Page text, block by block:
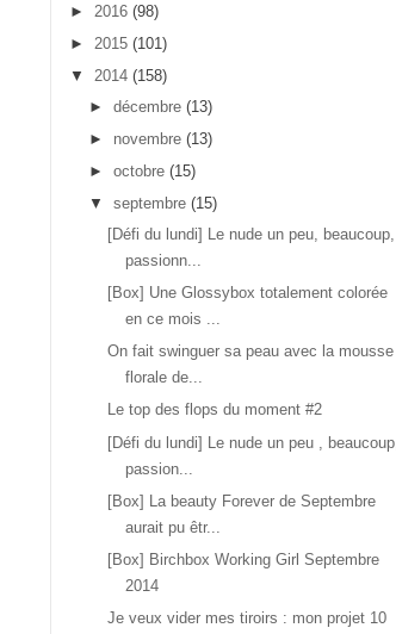
► 2016 (98)
► 2015 (101)
▼
2014 (158)
► décembre (13)
► novembre (13)
► octobre (15)
▼
septembre (15)
[Défi du lundi] Le nude un peu, beaucoup,
passionn...
[Box] Une Glossybox totalement colorée
en ce mois ...
On fait swinguer sa peau avec la mousse
florale de...
Le top des flops du moment #2
[Défi du lundi] Le nude un peu , beaucoup,
passion...
[Box] La beauty Forever de Septembre
aurait pu êtr...
[Box] Birchbox Working Girl Septembre
2014
Je veux vider mes tiroirs : mon projet 10